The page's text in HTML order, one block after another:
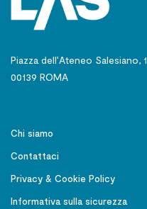
Piazza dell’Ateneo Salesiano, 1
00139 ROMA
Chi siamo
Contattaci
Privacy & Cookie Policy
Informativa sulla sicurezza